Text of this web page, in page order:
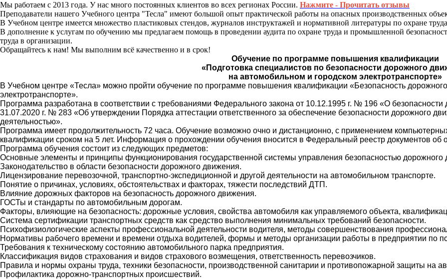
Мы работаем с 2013 года. У нас много постоянных клиентов во всех регионах России. Нажмите - Прочитать отзывы
Преподаватели нашего Учебного центра "Тесла" имеют большой опыт практической работы на опасных производственных
В Учебном центре имеется множество пластиковых стендов, журналов инструктажей и нормативной литературы по охране
В дополнение к услугам по обучению мы предлагаем помощь в проведении аудита по охране труда и промышленной
труда в организации.
Обращайтесь к нам! Мы выполним всё качественно и в срок!
Обучение по программе повышения квалификации
«Подготовка специалистов по безопасности дорожного
на автомобильном и городском электротранспорте»
В Учебном центре «Тесла» можно пройти обучение по программе повышения квалификации «Безопасность
электротранспорте».
Программа разработана в соответствии с требованиями Федерального закона от 10.12.1995 г. № 196 «О
31.07.2020 г. № 283 «Об утверждении Порядка аттестации ответственного за обеспечение безопасности дорожного
деятельностью».
Программа имеет продолжительность 72 часа. Обучение возможно очно и дистанционно, с применением
квалификации сроком на 5 лет. Информация о прохождении обучения вносится в Федеральный реестр документов
Программа обучения состоит из следующих предметов:
Основные элементы и принципы функционирования государственной системы управления безопасностью дорожного
Законодательство в области безопасности дорожного движения.
Лицензирование перевозочной, транспортно-экспедиционной и другой деятельности на автомобильном транспорте.
Понятие о причинах, условиях, обстоятельствах и факторах, тяжести последствий ДТП.
Влияние дорожных факторов на безопасность дорожного движения.
ГОСТы и стандарты по автомобильным дорогам.
Факторы, влияющие на безопасность: дорожные условия, свойства автомобиля как управляемого объекта,
Система сертификации транспортных средств как средство выполнения минимальных требований безопасности.
Психофизиологические аспекты профессиональной деятельности водителя, методы совершенствования
Нормативы рабочего времени и времени отдыха водителей, формы и методы организации работы в предприятии по
Требования к техническому состоянию автомобильного парка предприятия.
Классификация видов страхования и видов страхового возмещения, ответственность перевозчиков.
Правила и нормы охраны труда, техники безопасности, производственной санитарии и противопожарной защиты на
Профилактика дорожно-транспортных происшествий.